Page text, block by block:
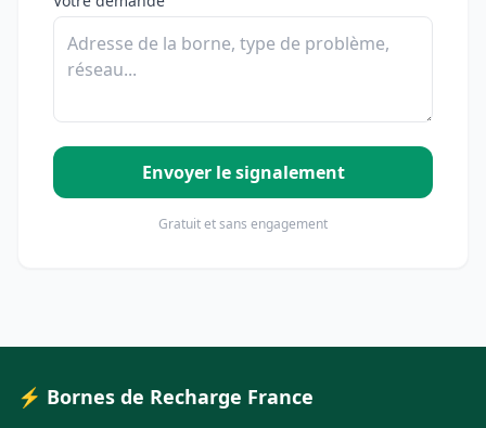
Envoyer le signalement
Gratuit et sans engagement
⚡ Bornes de Recharge France